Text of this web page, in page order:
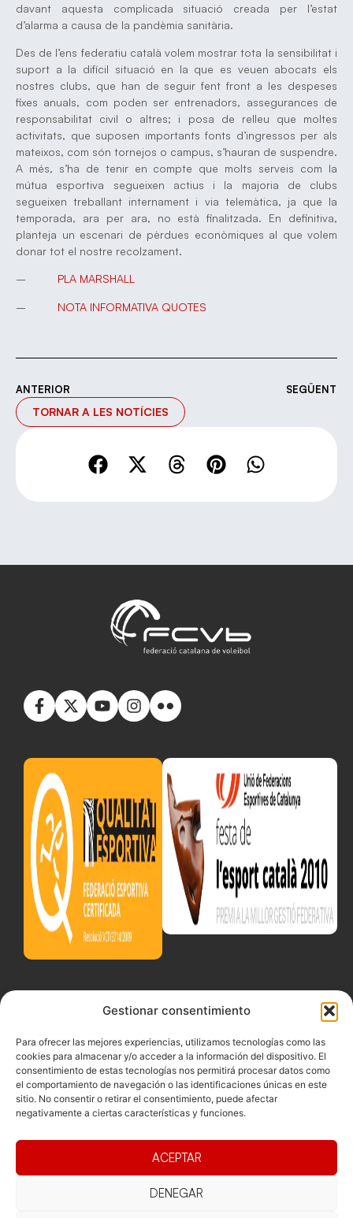
Gestionar consentimiento
Para ofrecer las mejores experiencias, utilizamos tecnologías como las
cookies para almacenar y/o acceder a la información del dispositivo. El
consentimiento de estas tecnologías nos permitirá procesar datos como
el comportamiento de navegación o las identificaciones únicas en este
sitio. No consentir o retirar el consentimiento, puede afectar
negativamente a ciertas características y funciones.
ACEPTAR
DENEGAR
davant aquesta complicada situació creada per l’estat
d’alarma a causa de la pandèmia sanitària.
Des de l’ens federatiu català volem mostrar tota la sensibilitat i
suport a la difícil situació en la que es veuen abocats els
nostres clubs, que han de seguir fent front a les despeses
fixes anuals, com poden ser entrenadors, assegurances de
responsabilitat civil o altres; i posa de relleu que moltes
activitats, que suposen importants fonts d’ingressos per als
mateixos, com són tornejos o campus, s’hauran de suspendre.
A més, s’ha de tenir en compte que molts serveis com la
mútua esportiva segueixen actius i la majoria de clubs
segueixen treballant internament i via telemàtica, ja que la
temporada, ara per ara, no està finalitzada. En definitiva,
planteja un escenari de pèrdues econòmiques al que volem
donar tot el nostre recolzament.
– PLA MARSHALL
– NOTA INFORMATIVA QUOTES
ANTERIOR SEGÜENT
TORNAR A LES NOTÍCIES